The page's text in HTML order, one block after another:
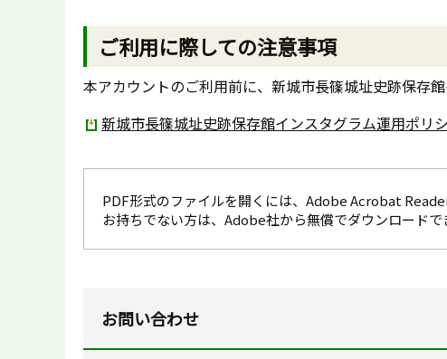
ご利用に際しての注意事項
本アカウントのご利用前に、新城市長篠城址史跡保存
新城市長篠城址史跡保存館インスタグラム運用ポリシ
PDF形式のファイルを開くには、Adobe Acrobat
お持ちでない方は、Adobe社から無償でダウンロードで
お問い合わせ